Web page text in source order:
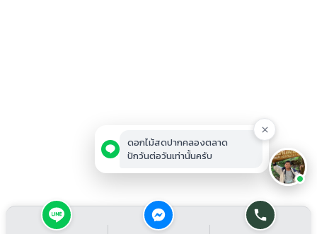
ดอกไม้สดปากคลองตลาด
ปักวันต่อวันเท่านั้นครับ